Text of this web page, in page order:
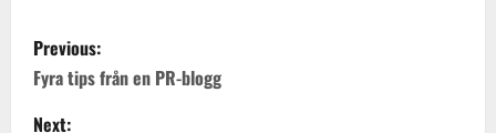
P
o
Previous:
Fyra tips från en PR-blogg
Next: